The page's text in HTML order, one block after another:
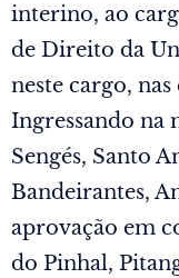
interino, ao
de Direito da
neste cargo,
Ingressando na
Sengés, Santo
Bandeirantes,
aprovação em
do Pinhal,